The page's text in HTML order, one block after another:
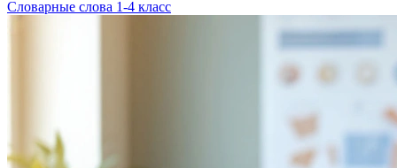
Словарные слова 1-4 класс